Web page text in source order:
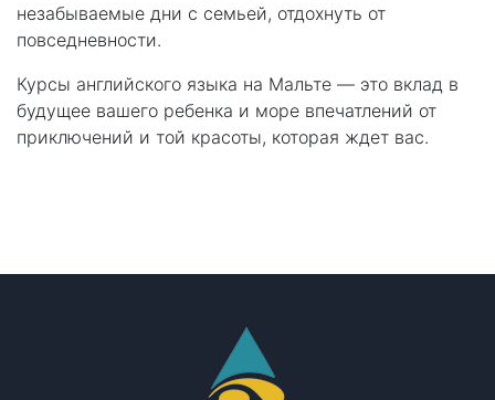
незабываемые дни с семьей, отдохнуть от
повседневности.
Курсы английского языка на Мальте — это вклад в
будущее вашего ребенка и море впечатлений от
приключений и той красоты, которая ждет вас.